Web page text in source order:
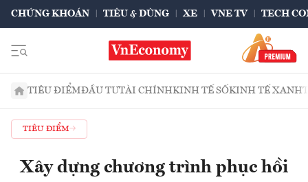
CHỨNG KHOÁN TIÊU & DÙNG XE VNE TV TECH
TIÊU ĐIỂMĐẦU TƯTÀI CHÍNHKINH TẾ SỐKINH TẾ XANH
TIÊU ĐIỂM
Xây dựng chương trình phục hồi